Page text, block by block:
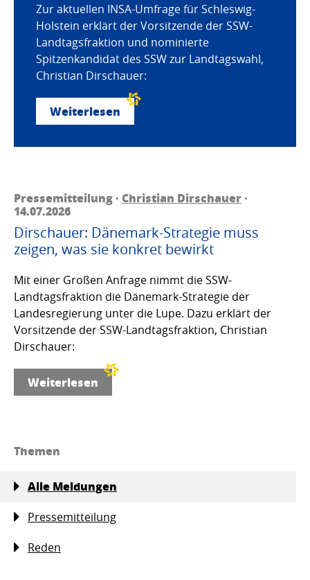
Zur aktuellen INSA-Umfrage für Schleswig-
Holstein erklärt der Vorsitzende der SSW-
Landtagsfraktion und nominierte
Spitzenkandidat des SSW zur Landtagswahl,
Christian Dirschauer:
Weiterlesen
Pressemitteilung · Christian Dirschauer·
14.07.2026
Dirschauer: Dänemark-Strategie muss
zeigen, was sie konkret bewirkt
Mit einer Großen Anfrage nimmt die SSW-
Landtagsfraktion die Dänemark-Strategie der
Landesregierung unter die Lupe. Dazu erklärt der
Vorsitzende der SSW-Landtagsfraktion, Christian
Dirschauer:
Weiterlesen
Themen
Alle Meldungen
Pressemitteilung
Reden